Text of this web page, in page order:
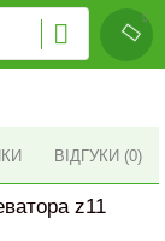
ВІДГУКИ (0)
z11